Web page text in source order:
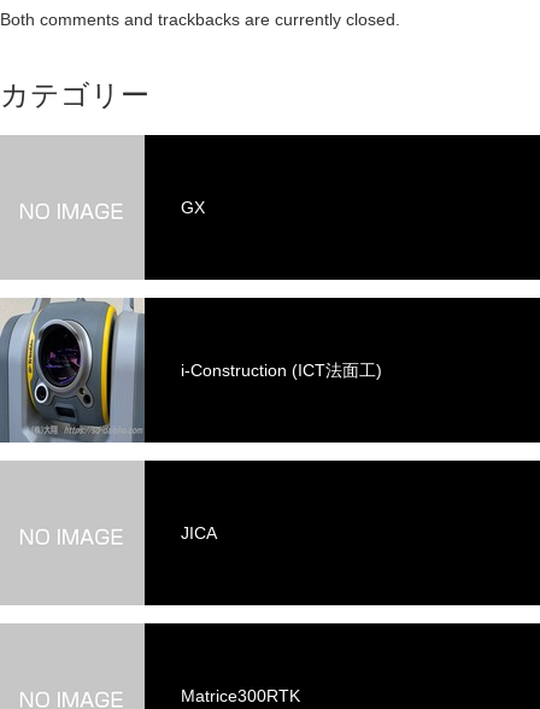
Both comments and trackbacks are currently closed.
カテゴリー
GX
i-Construction (ICT法面工)
JICA
Matrice300RTK